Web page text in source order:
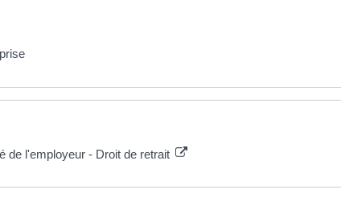
de l'employeur - Droit de retrait